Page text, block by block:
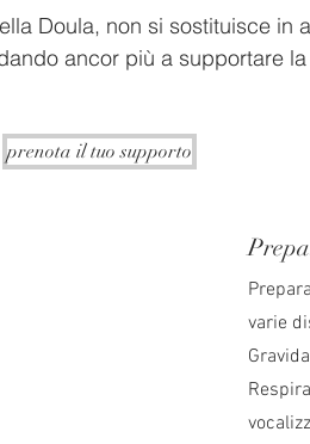
Doula, non si sostituisce in
ancor più a supportare
prenota il tuo supporto
varie